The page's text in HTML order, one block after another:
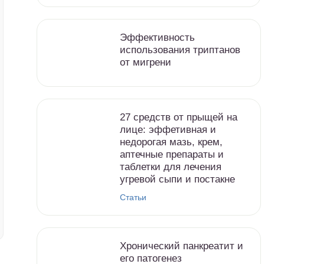
Эффективность
использования триптанов
от мигрени
27 средств от прыщей на
лице: эффетивная и
недорогая мазь, крем,
аптечные препараты и
таблетки для лечения
угревой сыпи и постакне
Статьи
Хронический панкреатит и
его патогенез